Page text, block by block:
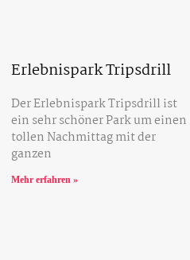
Erlebnispark Tripsdrill
Der Erlebnispark Tripsdrill ist
ein sehr schöner Park um einen
tollen Nachmittag mit der
ganzen
Mehr erfahren »